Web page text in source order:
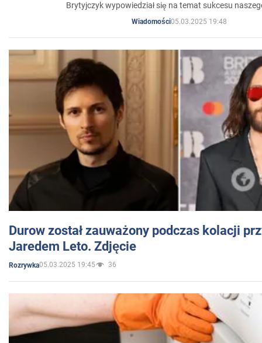
Brytyjczyk wypowiedział się na temat sukcesu
Wiadomości05.03.2025 19:48
Durow został zauważony podczas kolacji
Jaredem Leto. Zdjęcie
Rozrywka05.03.2025 19:45 36